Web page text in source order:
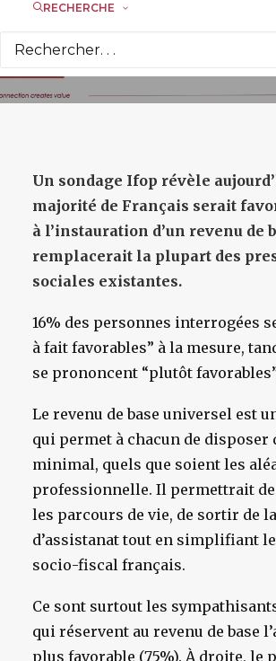
RECHERCHE
Un sondage Ifop révèle
majorité de Français serait
à l’instauration d’un revenu de
remplacerait la plupart des
sociales existantes.
16% des personnes interrogées
à fait favorables” à la mesure,
se prononcent “plutôt
Le revenu de base universel est
qui permet à chacun de disposer
minimal, quels que soient les
professionnelle. Il permettrait
les parcours de vie, de sortir de
d’assistanat tout en simplifiant
socio-fiscal français.
Ce sont surtout les
qui réservent au revenu de base
plus favorable (75%). À droite, le